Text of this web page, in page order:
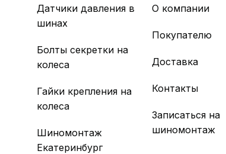
Датчики давления в
шинах
Болты секретки на
колеса
Гайки крепления на
колеса
Шиномонтаж
Екатеринбург
О компании
Покупателю
Доставка
Контакты
Записаться на
шиномонтаж